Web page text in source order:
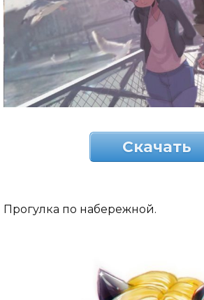
Скачать
Прогулка по набережной.